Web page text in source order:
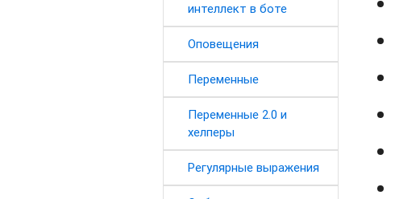
интеллект в боте
Оповещения
Переменные
Переменные 2.0 и
хелперы
Регулярные выражения